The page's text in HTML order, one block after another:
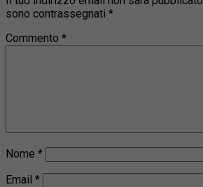
sono contrassegnati *
Commento *
Nome *
Email *